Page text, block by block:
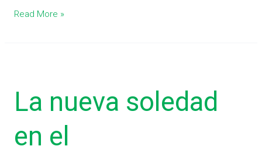
Read More »
La nueva soledad
en el
soledad
en
distanciamiento